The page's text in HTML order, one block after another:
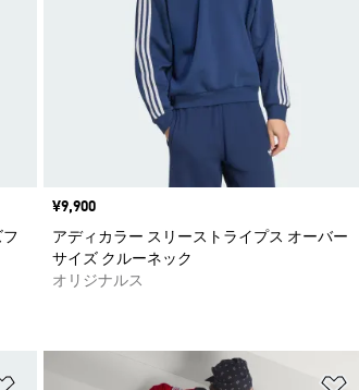
フ
価格
¥9,900
アディカラー スリーストライプス オーバー
サイズ クルーネック
オリジナルス
ほしいものリストに追加